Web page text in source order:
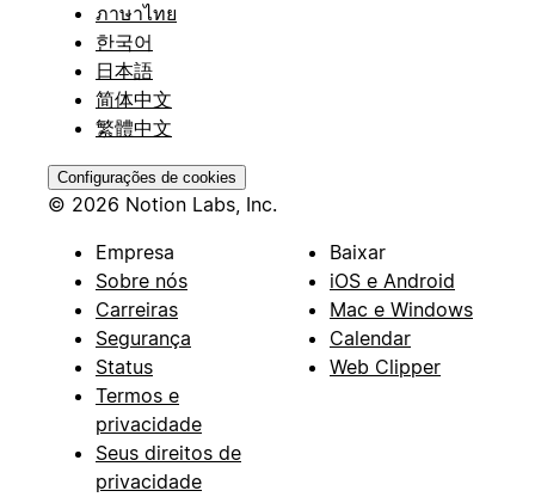
ภาษาไทย
한국어
日本語
简体中文
繁體中文
Configurações de cookies
© 2026 Notion Labs, Inc.
Empresa
Sobre nós
Carreiras
Segurança
Status
Termos e
privacidade
Seus direitos de
privacidade
Baixar
iOS e Android
Mac e Windows
Calendar
Web Clipper